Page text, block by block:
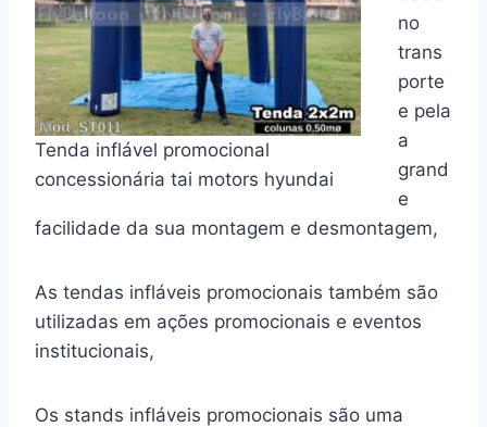
Tenda inflável promocional
concessionária tai motors hyundai
no
trans
porte
e pela
a
grand
e
facilidade da sua montagem e desmontagem,
As tendas infláveis promocionais também são
utilizadas em ações promocionais e eventos
institucionais,
Os stands infláveis promocionais são uma